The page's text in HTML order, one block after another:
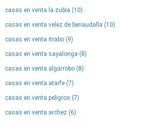
casas en venta la zubia (10)
casas en venta velez de benaudalla (10)
casas en venta itrabo (9)
casas en venta sayalonga (8)
casas en venta algarrobo (8)
casas en venta atarfe (7)
casas en venta peligros (7)
casas en venta archez (6)